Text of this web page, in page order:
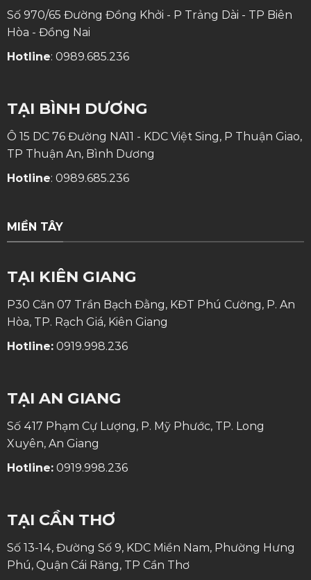
Số 970/65 Đường Đồng Khởi - P Trảng Dài - TP Biên
Hòa - Đồng Nai
Hotline: 0989.685.236
TẠI BÌNH DƯƠNG
Ô 15 DC 76 Đường NA11 - KDC Việt Sing, P Thuận Giao,
TP Thuận An, Bình Dương
Hotline: 0989.685.236
MIỀN TÂY
TẠI KIÊN GIANG
P30 Căn 07 Trần Bạch Đằng, KĐT Phú Cường, P. An
Hòa, TP. Rạch Giá, Kiên Giang
Hotline: 0919.998.236
TẠI AN GIANG
Số 417 Phạm Cự Lượng, P. Mỹ Phước, TP. Long
Xuyên, An Giang
Hotline: 0919.998.236
TẠI CẦN THƠ
Số 13-14, Đường Số 9, KDC Miền Nam, Phường Hưng
Phú, Quận Cái Răng, TP Cần Thơ